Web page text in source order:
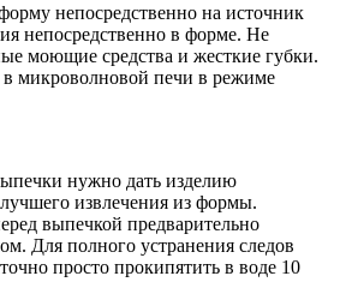
непосредственно на источник
непосредственно в форме. Не
моющие средства и жесткие губки.
микроволновой печи в режиме
нужно дать изделию
извлечения из формы.
выпечкой предварительно
Для полного устранения следов
просто прокипятить в воде 10